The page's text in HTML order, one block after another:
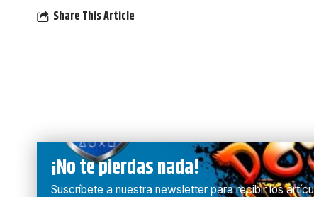
Share This Article
¡No te pierdas nada!
Suscríbete a nuestra newsletter para recibir los